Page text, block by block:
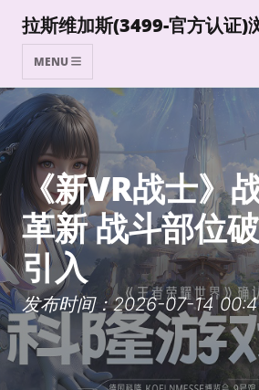
拉斯维加斯(3499-官方认证)
MENU
《新VR战士》
革新 战斗部位
引入
发布时间：2026-07-14